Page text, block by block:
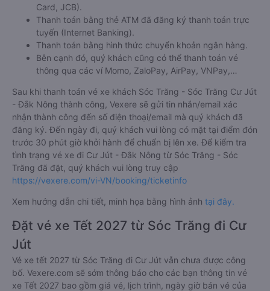
Card, JCB).
Thanh toán bằng thẻ ATM đã đăng ký thanh toán trực
tuyến (Internet Banking).
Thanh toán bằng hình thức chuyển khoản ngân hàng.
Bên cạnh đó, quý khách cũng có thể thanh toán vé
thông qua các ví Momo, ZaloPay, AirPay, VNPay,…
Sau khi thanh toán vé xe khách Sóc Trăng - Sóc Trăng Cư Jút
- Đắk Nông thành công, Vexere sẽ gửi tin nhắn/email xác
nhận thành công đến số điện thoại/email mà quý khách đã
đăng ký. Đến ngày đi, quý khách vui lòng có mặt tại điểm đón
trước 30 phút giờ khởi hành để chuẩn bị lên xe. Để kiểm tra
tình trạng vé xe đi Cư Jút - Đắk Nông từ Sóc Trăng - Sóc
Trăng đã đặt, quý khách vui lòng truy cập
https://vexere.com/vi-VN/booking/ticketinfo
Xem hướng dẫn chi tiết, minh họa bằng hình ảnh tại đây.
Đặt vé xe Tết 2027 từ Sóc Trăng đi Cư
Jút
Vé xe tết 2027 từ Sóc Trăng đi Cư Jút vẫn chưa được công
bố. Vexere.com sẽ sớm thông báo cho các bạn thông tin vé
xe Tết 2027 bao gồm giá vé, lịch trình, ngày giờ bán vé của